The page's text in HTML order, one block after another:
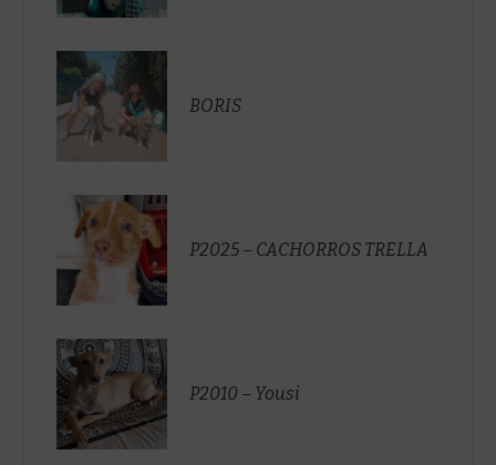
BORIS
P2025 – CACHORROS TRELLA
P2010 – Yousi